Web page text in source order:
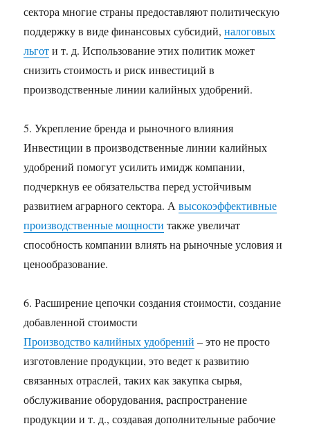
сектора многие страны предоставляют политическую
поддержку в виде финансовых субсидий,налоговых
льготи т. д. Использование этих политик может
снизить стоимость и риск инвестиций в
производственные линии калийных удобрений.
5. Укрепление бренда и рыночного влияния
Инвестиции в производственные линии калийных
удобрений помогут усилить имидж компании,
подчеркнув ее обязательства перед устойчивым
развитием аграрного сектора. Авысокоэффективные
производственные мощности также увеличат
способность компании влиять на рыночные условия и
ценообразование.
6. Расширение цепочки создания стоимости, создание
добавленной стоимости
Производство калийных удобрений – это не просто
изготовление продукции, это ведет к развитию
связанных отраслей, таких как закупка сырья,
обслуживание оборудования, распространение
продукции и т. д., создавая дополнительные рабочие